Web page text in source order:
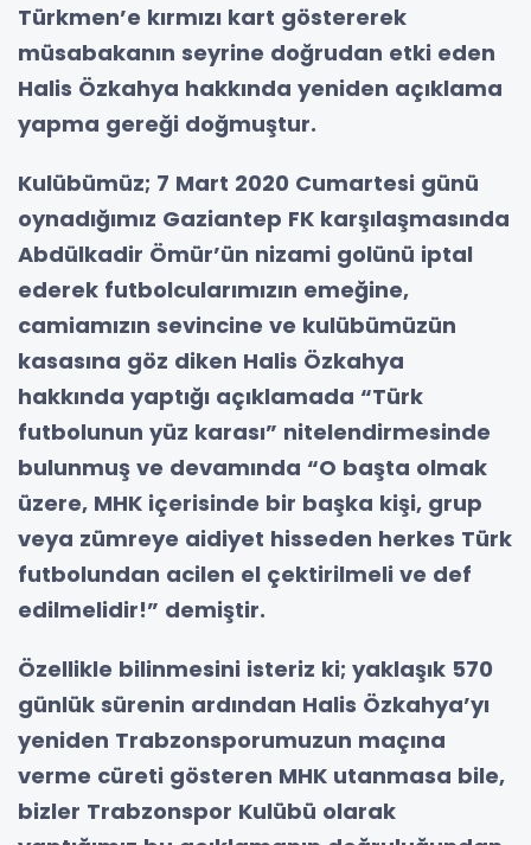
Türkmen’e kırmızı kart göstererek
müsabakanın seyrine doğrudan etki eden
Halis Özkahya hakkında yeniden açıklama
yapma gereği doğmuştur.
Kulübümüz; 7 Mart 2020 Cumartesi günü
oynadığımız Gaziantep FK karşılaşmasında
Abdülkadir Ömür’ün nizami golünü iptal
ederek futbolcularımızın emeğine,
camiamızın sevincine ve kulübümüzün
kasasına göz diken Halis Özkahya
hakkında yaptığı açıklamada “Türk
futbolunun yüz karası” nitelendirmesinde
bulunmuş ve devamında “O başta olmak
üzere, MHK içerisinde bir başka kişi, grup
veya zümreye aidiyet hisseden herkes Türk
futbolundan acilen el çektirilmeli ve def
edilmelidir!” demiştir.
Özellikle bilinmesini isteriz ki; yaklaşık 570
günlük sürenin ardından Halis Özkahya’yı
yeniden Trabzonsporumuzun maçına
verme cüreti gösteren MHK utanmasa bile,
bizler Trabzonspor Kulübü olarak